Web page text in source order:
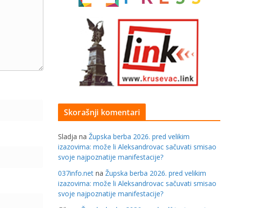
Skorašnji komentari
Sladja na Župska berba 2026. pred velikim
izazovima: može li Aleksandrovac sačuvati smisao
svoje najpoznatije manifestacije?
037info.net na Župska berba 2026. pred velikim
izazovima: može li Aleksandrovac sačuvati smisao
svoje najpoznatije manifestacije?